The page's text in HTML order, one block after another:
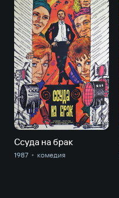
Ссуда на брак
1987 комедия